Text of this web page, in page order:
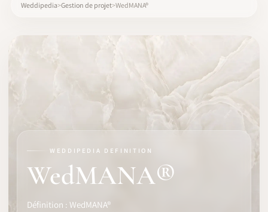
LOGICIEL
IDENTITÉ PRO
Weddipedia Gestion de projet WedMANA®
WEDDIPEDIA DEFINITION
WedMANA®
Définition : WedMANA®